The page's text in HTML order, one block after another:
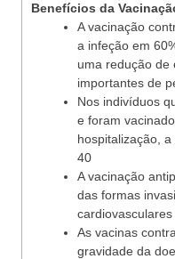
Benefícios da
A vacinação
a infeção em
uma redução de
importantes de
Nos indivíduos
e foram
hospitalização,
40
A vacinação
das formas
cardiovasculares
As vacinas
gravidade da